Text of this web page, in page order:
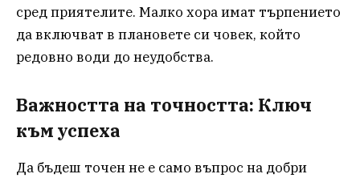
сред приятелите. Малко хора имат търпението
да включват в плановете си човек, който
редовно води до неудобства.
Важността на точността: Ключ
към успеха
Да бъдеш точен не е само въпрос на добри